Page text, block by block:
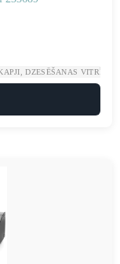
DZESĒŠANAS VITRĪNAS